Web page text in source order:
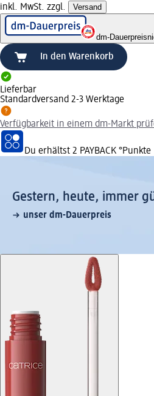
inkl. MwSt. zzgl. Versand
dm-Dauerpreis
In den Warenkorb
Lieferbar
Standardversand 2-3 Werktage
Verfügbarkeit in einem dm-Markt
Du erhältst 2 PAYBACK °Punkte
Gestern, heute, immer
unser dm-Dauerpreis